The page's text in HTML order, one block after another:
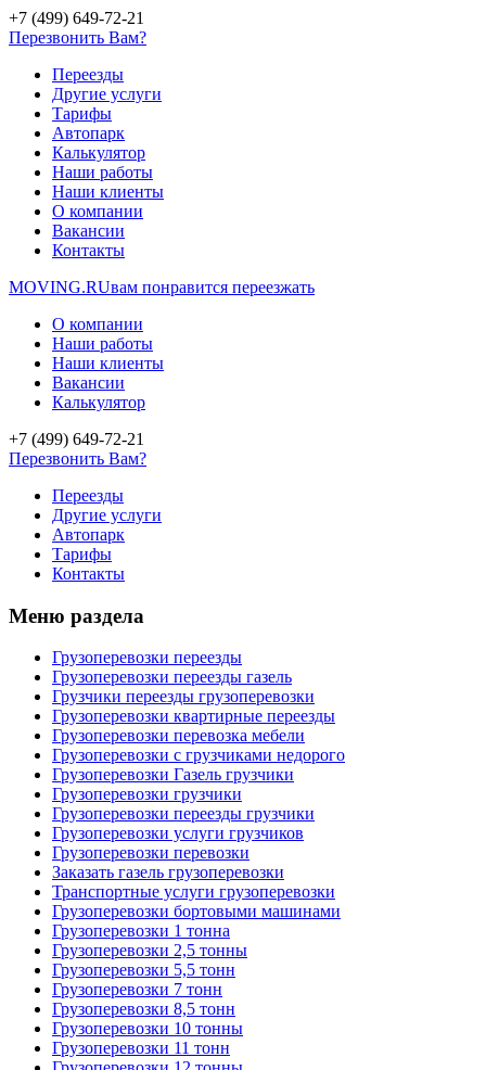
+7 (499) 649-72-21
Перезвонить Вам?
Переезды
Другие услуги
Тарифы
Автопарк
Калькулятор
Наши работы
Наши клиенты
О компании
Вакансии
Контакты
MOVING.RUвам понравится переезжать
О компании
Наши работы
Наши клиенты
Вакансии
Калькулятор
+7 (499) 649-72-21
Перезвонить Вам?
Переезды
Другие услуги
Автопарк
Тарифы
Контакты
Меню раздела
Грузоперевозки переезды
Грузоперевозки переезды газель
Грузчики переезды грузоперевозки
Грузоперевозки квартирные переезды
Грузоперевозки перевозка мебели
Грузоперевозки с грузчиками недорого
Грузоперевозки Газель грузчики
Грузоперевозки грузчики
Грузоперевозки переезды грузчики
Грузоперевозки услуги грузчиков
Грузоперевозки перевозки
Заказать газель грузоперевозки
Транспортные услуги грузоперевозки
Грузоперевозки бортовыми машинами
Грузоперевозки 1 тонна
Грузоперевозки 2,5 тонны
Грузоперевозки 5,5 тонн
Грузоперевозки 7 тонн
Грузоперевозки 8,5 тонн
Грузоперевозки 10 тонны
Грузоперевозки 11 тонн